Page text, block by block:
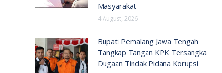
Masyarakat
4 August, 2026
Bupati Pemalang Jawa Tengah
Tangkap Tangan KPK Tersangka
Dugaan Tindak Pidana Korupsi